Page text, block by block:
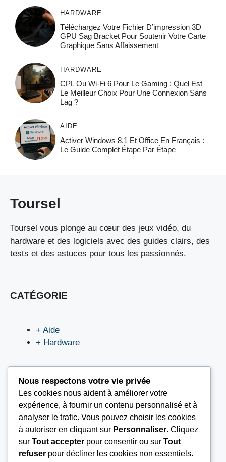
HARDWARE
Téléchargez Votre Fichier D’impression 3D
GPU Sag Bracket Pour Soutenir Votre Carte
Graphique Sans Affaissement
HARDWARE
CPL Ou Wi-Fi 6 Pour Le Gaming : Quel Est
Le Meilleur Choix Pour Une Connexion Sans
Lag ?
AIDE
Activer Windows 8.1 Et Office En Français :
Le Guide Complet Étape Par Étape
Toursel
Toursel vous plonge au cœur des jeux vidéo, du
hardware et des logiciels avec des guides clairs, des
tests et des astuces pour tous les passionnés.
CATÉGORIE
+ Aide
+ Hardware
LIEN UTILES
Nous contacter
Mentions légales
À propos
Nous respectons votre vie privée
Les cookies nous aident à améliorer votre
expérience, à fournir un contenu personnalisé et à
analyser le trafic. Vous pouvez choisir les cookies
à autoriser en cliquant sur Personnaliser. Cliquez
sur Tout accepter pour consentir ou sur Tout
refuser pour décliner les cookies non essentiels.